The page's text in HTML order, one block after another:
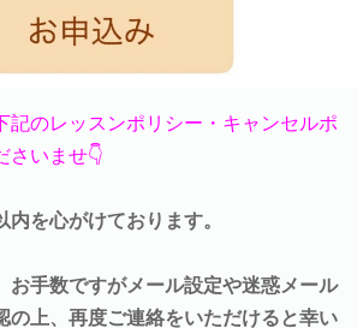
のレッスンポリシー・キャンセルポ
さいませ👇
を心がけております。
お手数ですがメール設定や迷惑メール
の上、再度ご連絡をいただけると幸い